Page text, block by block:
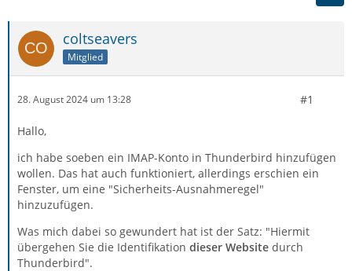
coltseavers
Mitglied
28. August 2024 um 13:28 #1
Hallo,
ich habe soeben ein IMAP-Konto in Thunderbird hinzufügen
wollen. Das hat auch funktioniert, allerdings erschien ein
Fenster, um eine "Sicherheits-Ausnahmeregel"
hinzuzufügen.
Was mich dabei so gewundert hat ist der Satz: "Hiermit
übergehen Sie die Identifikation dieser Website durch
Thunderbird".